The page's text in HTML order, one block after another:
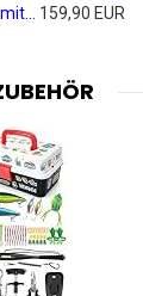
159,90 EUR